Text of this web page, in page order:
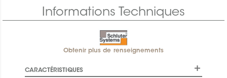
Informations Techniques
Obtenir plus de renseignements
CARACTÉRISTIQUES